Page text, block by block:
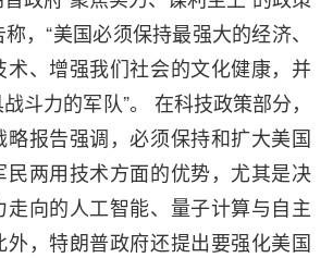
，“美国必须保持最强大的经济、
术、增强我们社会的文化健康，并
斗力的军队”。 在科技政策部分，
略报告强调，必须保持和扩大美国
民两用技术方面的优势，尤其是决
走向的人工智能、量子计算与自主
外，特朗普政府还提出要强化美国